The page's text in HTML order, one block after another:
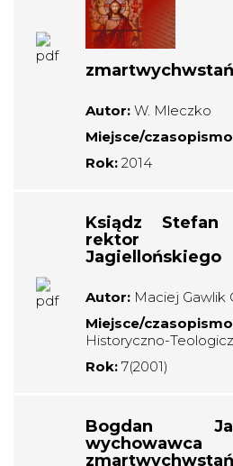
Autor: W. Mleczko
Miejsce/
Rok: 2014
Ksiądz
rektor
Jagiellońskiego
Autor: Maciej Gawlik
Miejsce/
Historyczno-
Rok: 7(2001)
Bogdan